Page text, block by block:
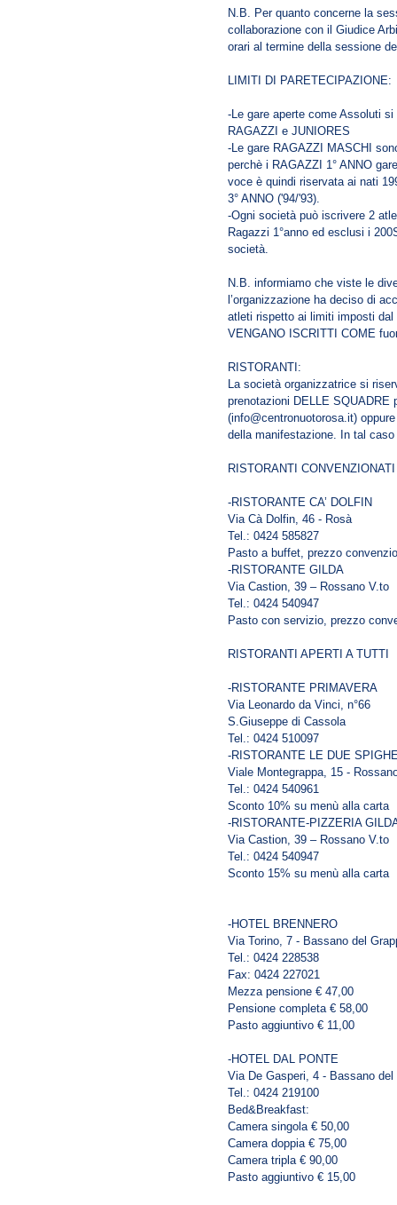
N.B. Per quanto concerne la
collaborazione con il Giudice
orari al termine della sessione
LIMITI DI PARETECIPAZIONE:
-Le gare aperte come Assoluti
RAGAZZI e JUNIORES
-Le gare RAGAZZI MASCHI
perchè i RAGAZZI 1° ANNO
voce è quindi riservata ai nati
3° ANNO ('94/'93).
-Ogni società può iscrivere 2
Ragazzi 1°anno ed esclusi i
società.
N.B. informiamo che viste le
l’organizzazione ha deciso di
atleti rispetto ai limiti imposti
VENGANO ISCRITTI COME
RISTORANTI:
La società organizzatrice si
prenotazioni DELLE SQUADRE
(info@centronuotorosa.it)
della manifestazione. In tal
RISTORANTI
-RISTORANTE CA’ DOLFIN
Via Cà Dolfin, 46 - Rosà
Tel.: 0424 585827
Pasto a buffet, prezzo
-RISTORANTE GILDA
Via Castion, 39 – Rossano V.to
Tel.: 0424 540947
Pasto con servizio, prezzo
RISTORANTI APERTI A TUTTI
-RISTORANTE PRIMAVERA
Via Leonardo da Vinci, n°66
S.Giuseppe di Cassola
Tel.: 0424 510097
-RISTORANTE LE DUE
Viale Montegrappa, 15 -
Tel.: 0424 540961
Sconto 10% su menù alla carta
-RISTORANTE-PIZZERIA
Via Castion, 39 – Rossano V.to
Tel.: 0424 540947
Sconto 15% su menù alla carta
-HOTEL BRENNERO
Via Torino, 7 - Bassano del
Tel.: 0424 228538
Fax: 0424 227021
Mezza pensione € 47,00
Pensione completa € 58,00
Pasto aggiuntivo € 11,00
-HOTEL DAL PONTE
Via De Gasperi, 4 - Bassano del
Tel.: 0424 219100
Bed&Breakfast:
Camera singola € 50,00
Camera doppia € 75,00
Camera tripla € 90,00
Pasto aggiuntivo € 15,00